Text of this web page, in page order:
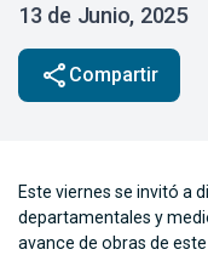
13 de Junio, 2025
share Compartir
Este viernes se invitó a
departamentales y
avance de obras de